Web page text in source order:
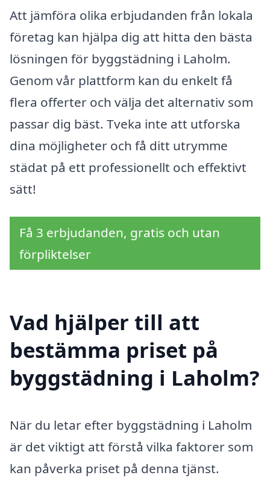
Att jämföra olika erbjudanden från lokala
företag kan hjälpa dig att hitta den bästa
lösningen för byggstädning i Laholm.
Genom vår plattform kan du enkelt få
flera offerter och välja det alternativ som
passar dig bäst. Tveka inte att utforska
dina möjligheter och få ditt utrymme
städat på ett professionellt och effektivt
sätt!
Få 3 erbjudanden, gratis och utan
förpliktelser
Vad hjälper till att
bestämma priset på
byggstädning i Laholm?
När du letar efter byggstädning i Laholm
är det viktigt att förstå vilka faktorer som
kan påverka priset på denna tjänst.